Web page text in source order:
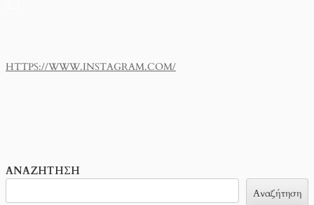
HTTPS://WWW.INSTAGRAM.COM/
ΑΝΑΖΉΤΗΣΗ
Αναζήτηση